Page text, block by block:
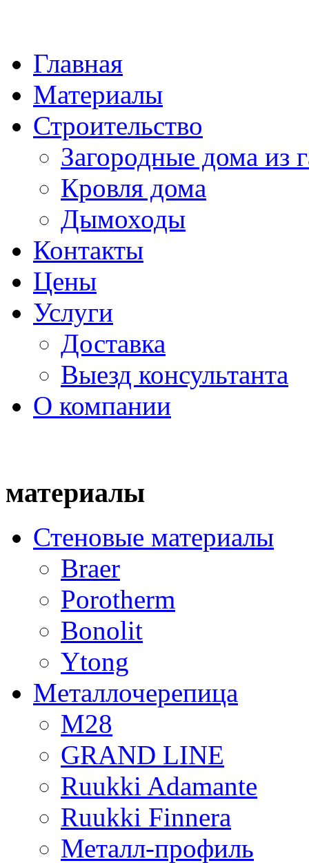
Главная
Материалы
Строительство
Загородные дома из
Кровля дома
Дымоходы
Контакты
Цены
Услуги
Доставка
Выезд консультанта
О компании
материалы
Стеновые материалы
Braer
Porotherm
Bonolit
Ytong
Mеталлочерепица
М28
GRAND LINE
Ruukki Adamante
Ruukki Finnera
Металл-профиль